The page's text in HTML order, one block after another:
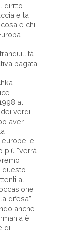
diritto
e la
e chi
pagata
al
verdi
aver
e
più “verrà
questo
al
difesa”.
anche
è
di